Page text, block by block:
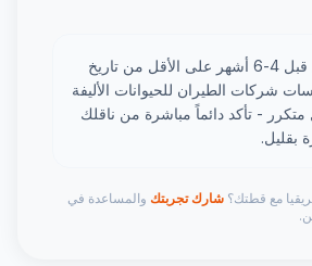
ابدأ الأوراق قبل 4-6 أشهر على الأقل من تاريخ
شركات الطيران للحيوانات الأليفة
- تأكد دائماً مباشرة من ناقلك
بقليل.
مع قطتك؟ شارك تجربتك والمساعدة في